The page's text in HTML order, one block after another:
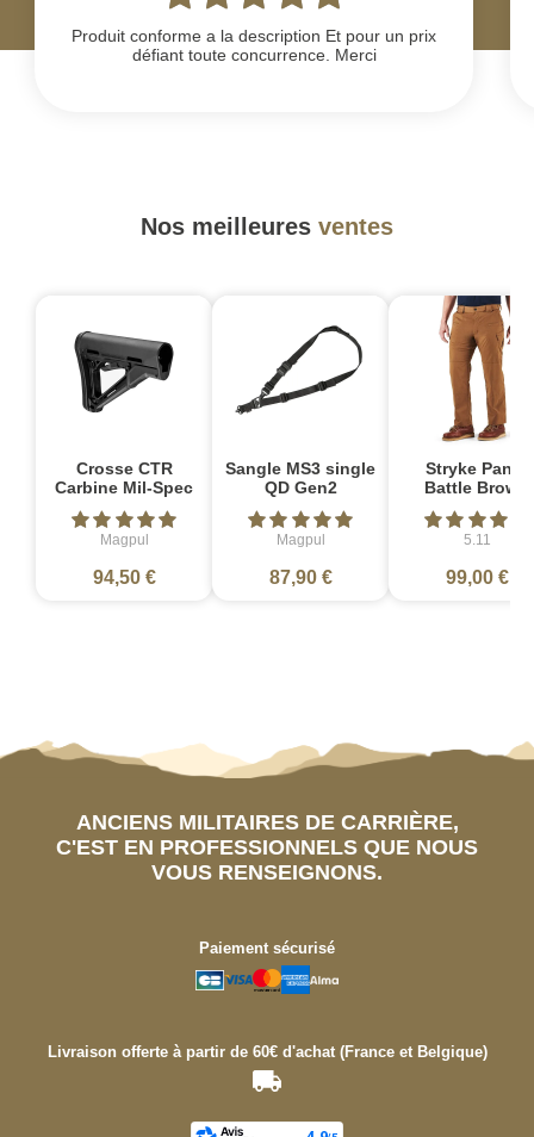
Produit conforme a la description Et pour un prix
défiant toute concurrence. Merci
Nos meilleures ventes
Crosse CTR
Carbine Mil-Spec
Magpul
94,50 €
Sangle MS3 single
QD Gen2
Magpul
87,90 €
Stryke Pant -
Battle Brown
5.11
99,00 €
ANCIENS MILITAIRES DE CARRIÈRE,
C'EST EN PROFESSIONNELS QUE NOUS
VOUS RENSEIGNONS.
Paiement sécurisé
Livraison offerte à partir de 60€ d'achat (France et Belgique)